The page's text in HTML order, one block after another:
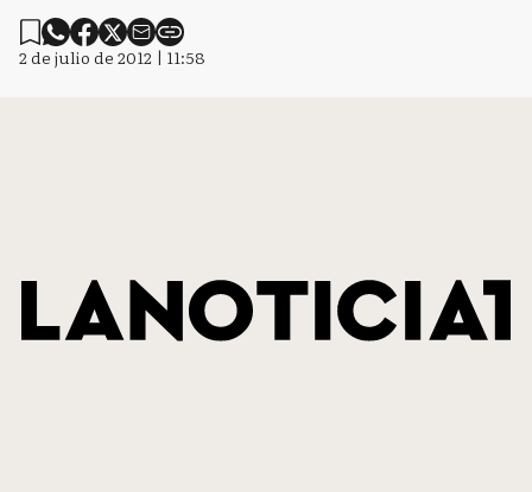
2 de julio de 2012 | 11:58